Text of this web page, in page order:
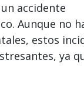
accidente
Aunque no
estos
ya